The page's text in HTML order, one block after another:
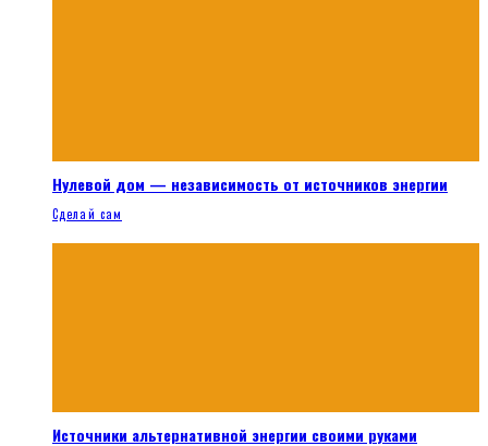
Нулевой дом — независимость от источников энергии
Сделай сам
Источники альтернативной энергии своими руками